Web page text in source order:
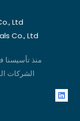
Ltd.
Co., Ltd.
الشركات